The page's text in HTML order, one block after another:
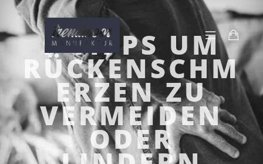
9 TIPPS UM
RÜCKENSCHM
ERZEN ZU
VERMEIDEN
ODER